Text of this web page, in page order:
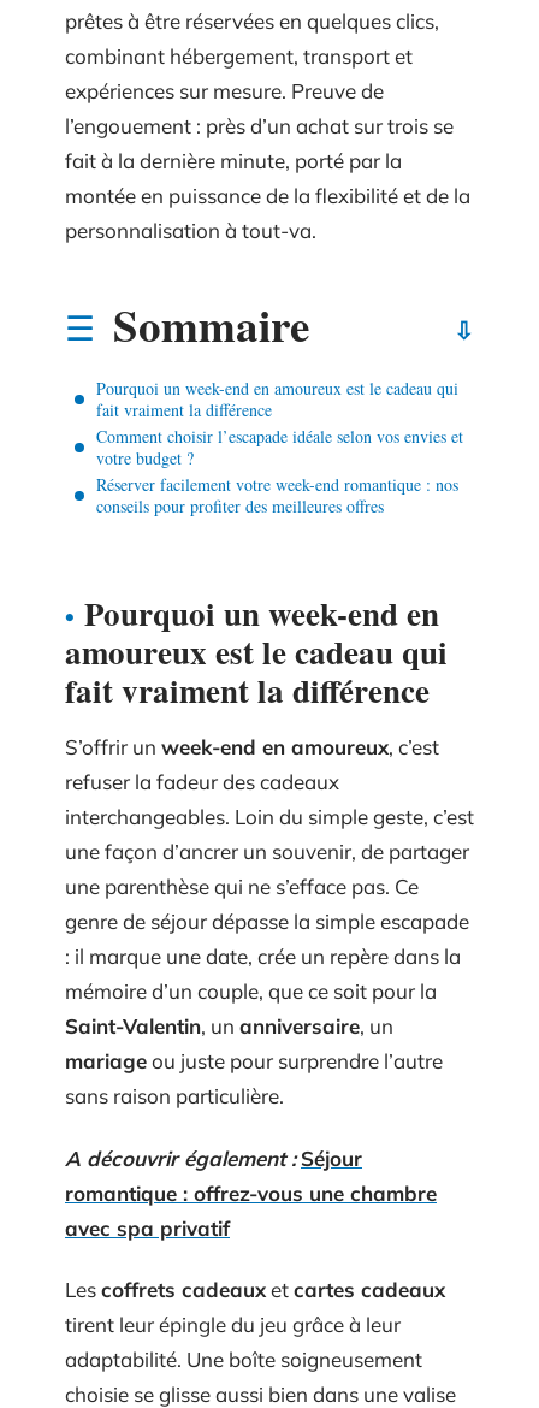
prêtes à être réservées en quelques clics,
combinant hébergement, transport et
expériences sur mesure. Preuve de
l’engouement : près d’un achat sur trois se
fait à la dernière minute, porté par la
montée en puissance de la flexibilité et de la
personnalisation à tout-va.
Sommaire
Pourquoi un week-end en amoureux est le cadeau qui
fait vraiment la différence
Comment choisir l’escapade idéale selon vos envies et
votre budget ?
Réserver facilement votre week-end romantique : nos
conseils pour profiter des meilleures offres
Pourquoi un week-end en
amoureux est le cadeau qui
fait vraiment la différence
S’offrir un week-end en amoureux, c’est
refuser la fadeur des cadeaux
interchangeables. Loin du simple geste, c’est
une façon d’ancrer un souvenir, de partager
une parenthèse qui ne s’efface pas. Ce
genre de séjour dépasse la simple escapade
: il marque une date, crée un repère dans la
mémoire d’un couple, que ce soit pour la
Saint-Valentin, un anniversaire, un
mariageou juste pour surprendre l’autre
sans raison particulière.
A découvrir également : Séjour
romantique : offrez-vous une chambre
avec spa privatif
Lescoffrets cadeauxetcartes cadeaux
tirent leur épingle du jeu grâce à leur
adaptabilité. Une boîte soigneusement
choisie se glisse aussi bien dans une valise